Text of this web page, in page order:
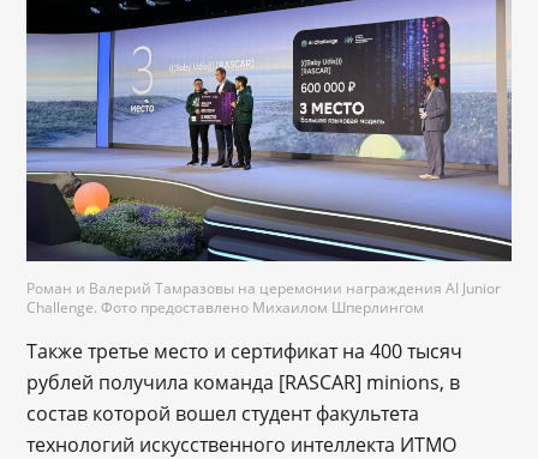
Роман и Валерий Тамразовы на церемонии награждения AI Junior
Challenge. Фото предоставлено Михаилом Шперлингом
Также третье место и сертификат на 400 тысяч
рублей получила команда [RASCAR] minions, в
состав которой вошел студент факультета
технологий искусственного интеллекта ИТМО